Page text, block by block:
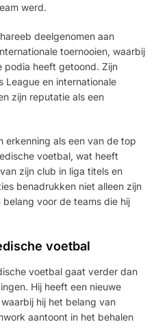
werd.
deelgenomen aan
toernooien, waarbij
podia heeft getoond. Zijn
League en internationale
zijn reputatie als een
erkenning als een van de top
voetbal, wat heeft
zijn club in liga titels en
benadrukken niet alleen zijn
voor de teams die hij
voetbal
voetbal gaat verder dan
Hij heeft een nieuwe
hij het belang van
aantoont in het behalen